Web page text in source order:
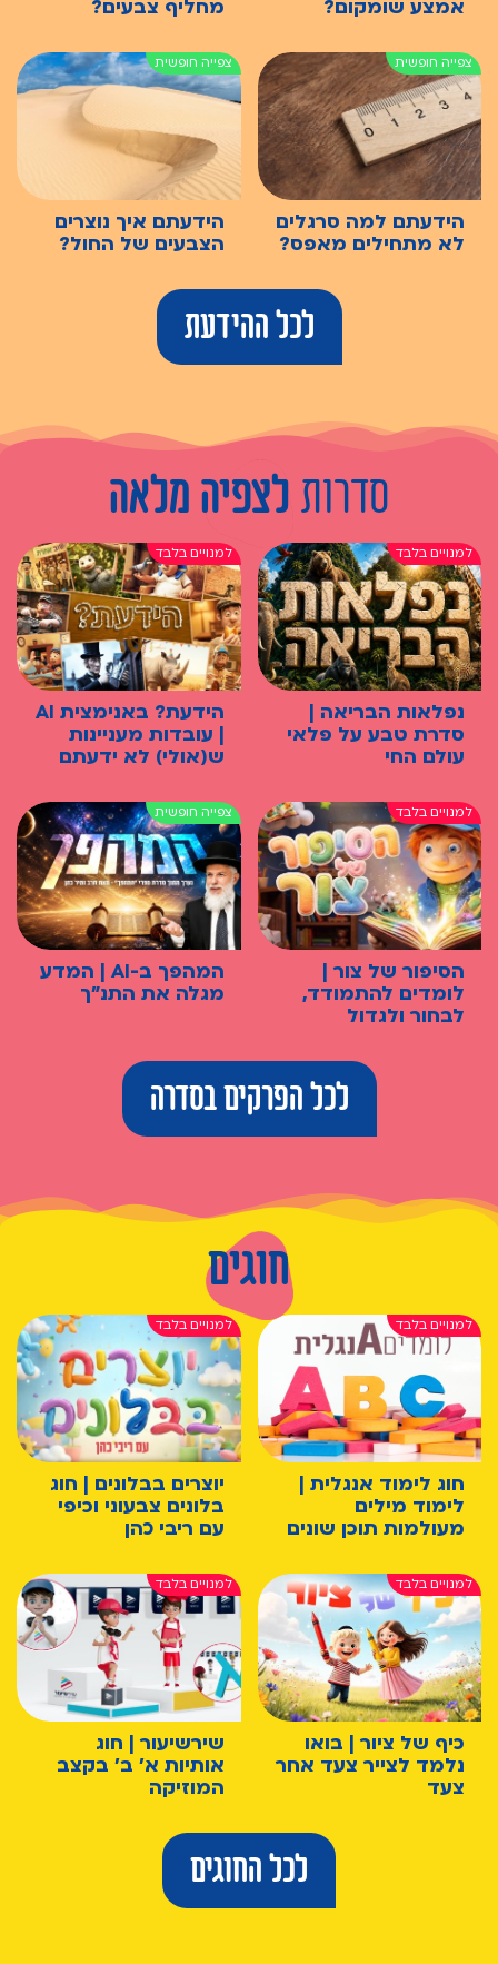
אמצע שומקום? מחליף צבעים?
הידעתם למה סרגלים
לא מתחילים מאפס?
הידעתם איך נוצרים
הצבעים של החול?
לכל ההידעת
סדרות לצפיה מלאה
נפלאות הבריאה |
סדרת טבע על פלאי
עולם החי
הידעת? באנימצית AI
| עובדות מעניינות
ש(אולי) לא ידעתם
הסיפור של צור |
לומדים להתמודד,
לבחור ולגדול
המהפך ב-AI | המדע
מגלה את התנ"ך
לכל הפרקים בסדרה
חוגים
חוג לימוד אנגלית |
לימוד מילים
מעולמות תוכן שונים
יוצרים בבלונים | חוג
בלונים צבעוני וכיפי
עם ריבי כהן
כיף של ציור | בואו
נלמד לצייר צעד אחר
צעד
שירשיעור | חוג
אותיות א' ב' בקצב
המוזיקה
לכל החוגים